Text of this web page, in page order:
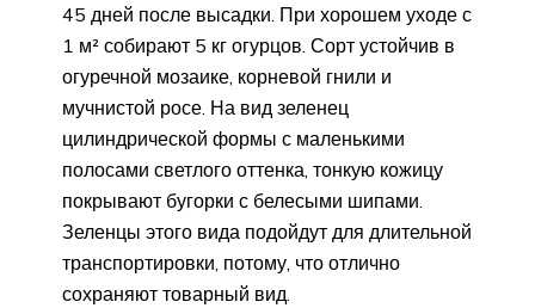
45 дней после высадки. При хорошем уходе с
1 м² собирают 5 кг огурцов. Сорт устойчив в
огуречной мозаике, корневой гнили и
мучнистой росе. На вид зеленец
цилиндрической формы с маленькими
полосами светлого оттенка, тонкую кожицу
покрывают бугорки с белесыми шипами.
Зеленцы этого вида подойдут для длительной
транспортировки, потому, что отлично
сохраняют товарный вид.